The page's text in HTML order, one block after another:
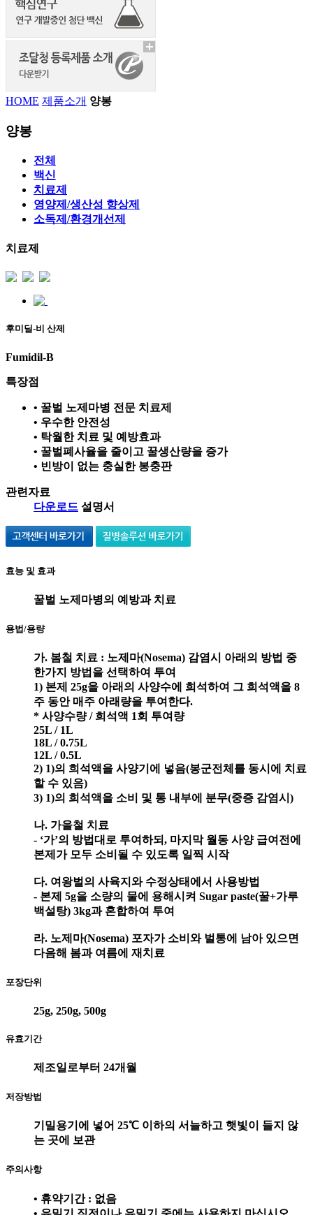
HOME 제품소개 양봉
양봉
전체
백신
치료제
영양제/생산성 향상제
소독제/환경개선제
치료제
후미딜-비 산제
Fumidil-B
특장점
• 꿀벌 노제마병 전문 치료제
• 우수한 안전성
• 탁월한 치료 및 예방효과
• 꿀벌폐사율을 줄이고 꿀생산량을 증가
• 빈방이 없는 충실한 봉충판
관련자료
다운로드 설명서
효능 및 효과
꿀벌 노제마병의 예방과 치료
용법/용량
가. 봄철 치료 : 노제마(Nosema) 감염시 아래의 방법 중
한가지 방법을 선택하여 투여
1) 본제 25g을 아래의 사양수에 희석하여 그 희석액을 8
주 동안 매주 아래량을 투여한다.
* 사양수량 / 희석액 1회 투여량
25L / 1L
18L / 0.75L
12L / 0.5L
2) 1)의 희석액을 사양기에 넣음(봉군전체를 동시에 치료
할 수 있음)
3) 1)의 희석액을 소비 및 통 내부에 분무(중증 감염시)
나. 가을철 치료
- ‘가’의 방법대로 투여하되, 마지막 월동 사양 급여전에
본제가 모두 소비될 수 있도록 일찍 시작
다. 여왕벌의 사육지와 수정상태에서 사용방법
- 본제 5g을 소량의 물에 용해시켜 Sugar paste(꿀+가루
백설탕) 3kg과 혼합하여 투여
라. 노제마(Nosema) 포자가 소비와 벌통에 남아 있으면
다음해 봄과 여름에 재치료
포장단위
25g, 250g, 500g
유효기간
제조일로부터 24개월
저장방법
기밀용기에 넣어 25℃ 이하의 서늘하고 햇빛이 들지 않
는 곳에 보관
주의사항
• 휴약기간 : 없음